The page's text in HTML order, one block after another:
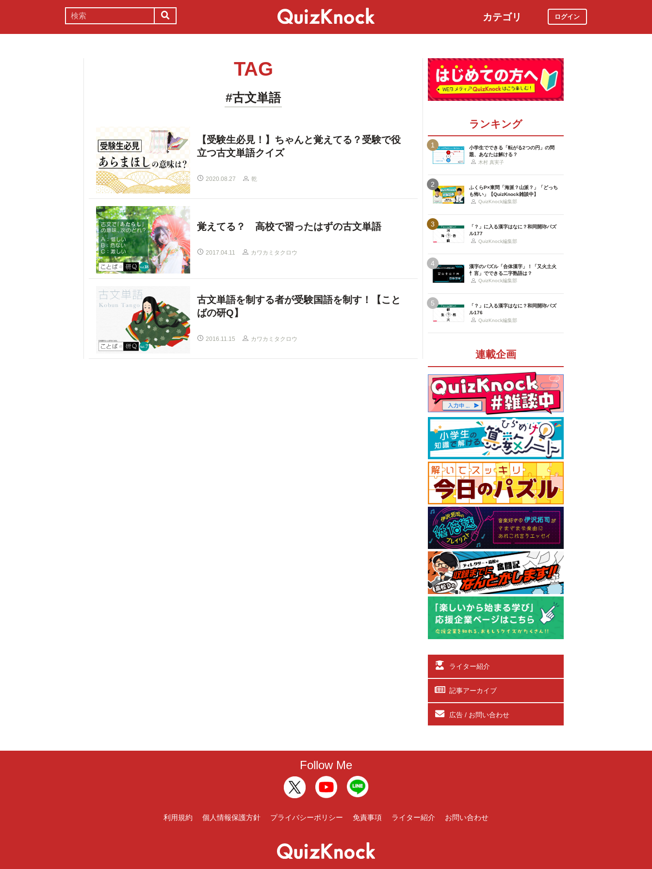
カテゴリ ログイン
TAG
#古文単語
【受験生必見！】ちゃんと覚えてる？受験で役
立つ古文単語クイズ
2020.08.27 乾
覚えてる？ 高校で習ったはずの古文単語
2017.04.11 カワカミタクロウ
古文単語を制する者が受験国語を制す！【こと
ばの研Q】
2016.11.15 カワカミタクロウ
ランキング
1
小学生でできる「転がる2つの円」の問
題、あなたは解ける？
木村 真実子
2
ふくらP×東問「海派？山派？」「どっち
も怖い」【QuizKnock雑談中】
QuizKnock編集部
3
「？」に入る漢字はなに？和同開珎パズ
ル177
QuizKnock編集部
4
漢字のパズル「合体漢字」！「又火土火
忄言」でできる二字熟語は？
QuizKnock編集部
5
「？」に入る漢字はなに？和同開珎パズ
ル176
QuizKnock編集部
連載企画
ライター紹介
記事アーカイブ
広告 / お問い合わせ
Follow Me
利用規約 個人情報保護方針 プライバシーポリシー 免責事項 ライター紹介 お問い合わせ